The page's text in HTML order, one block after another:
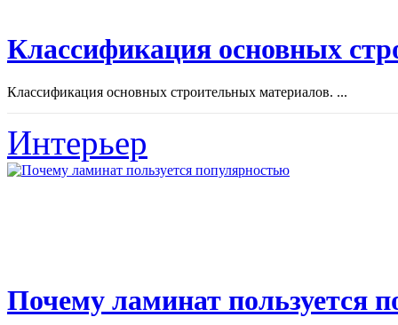
Классификация основных
Классификация основных строительных материалов. ...
Интерьер
Почему ламинат пользуется